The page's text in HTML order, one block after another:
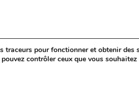
traceurs pour fonctionner et obtenir
contrôler ceux que vous